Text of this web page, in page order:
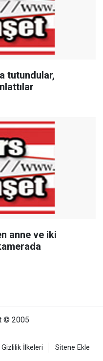
tutundular,
anne ve iki
© 2005
Gizlilik İlkeleri Sitene Ekle